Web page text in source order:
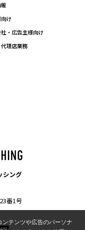
け
・広告主様向け
理店業務
シング
番1号
テンツや広告のパーソナ